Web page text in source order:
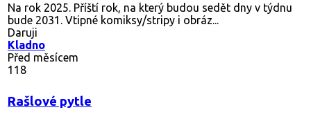
Na rok 2025. Příští rok, na který budou sedět dny v týdnu
bude 2031. Vtipné komiksy/stripy i obráz...
Daruji
Kladno
Před měsícem
118
Rašlové pytle